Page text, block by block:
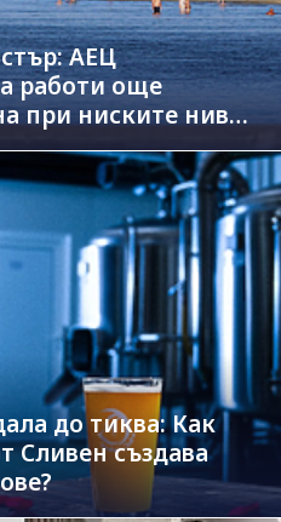
АЕЦ
работи още
при ниските нива
до тиква: Как
Сливен създава